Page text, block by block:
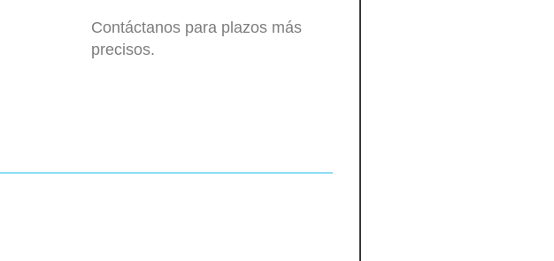
Contáctanos para plazos más
precisos.